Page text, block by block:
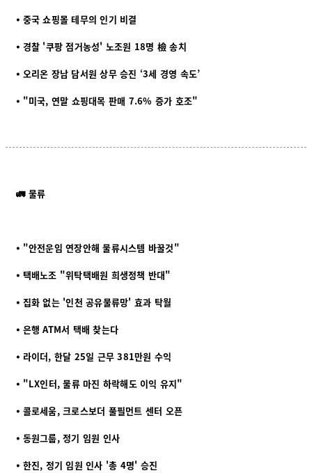
⦁ 중국 쇼핑몰 테무의 인기 비결
⦁ 경찰 '쿠팡 점거농성' 노조원 18명 檢 송치
⦁ 오리온 장남 담서원 상무 승진 ‘3세 경영 속도’
⦁ "미국, 연말 쇼핑대목 판매 7.6% 증가 호조"
🚛 물류
⦁ "안전운임 연장안해 물류시스템 바꿀것"
⦁ 택배노조 "위탁택배원 희생정책 반대"
⦁ 집화 없는 '인천 공유물류망' 효과 탁월
⦁ 은행 ATM서 택배 찾는다
⦁ 라이더, 한달 25일 근무 381만원 수익
⦁ "LX인터, 물류 마진 하락해도 이익 유지"
⦁ 콜로세움, 크로스보더 풀필먼트 센터 오픈
⦁ 동원그룹, 정기 임원 인사
⦁ 한진, 정기 임원 인사 '총 4명' 승진